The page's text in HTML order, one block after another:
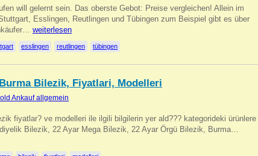
will gelernt sein. Das oberste Gebot: Preise vergleichen! Allein im
Esslingen, Reutlingen und Tübingen zum Beispiel gibt es über
weiterlesen
esslingen reutlingen tübingen
Bilezik, Fiyatlari, Modelleri
Ankauf allgemein
fiyatlar? ve modelleri ile ilgili bilgilerin yer ald??? kategorideki ürünlere
Bilezik, 22 Ayar Mega Bilezik, 22 Ayar Örgü Bilezik, Burma…